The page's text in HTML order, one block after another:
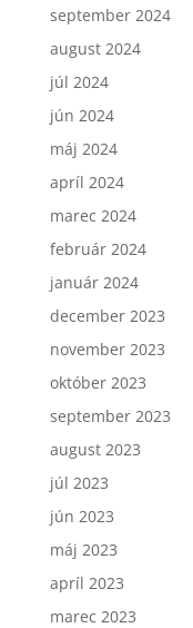
september 2024
august 2024
júl 2024
jún 2024
máj 2024
apríl 2024
marec 2024
február 2024
január 2024
december 2023
november 2023
október 2023
september 2023
august 2023
júl 2023
jún 2023
máj 2023
apríl 2023
marec 2023